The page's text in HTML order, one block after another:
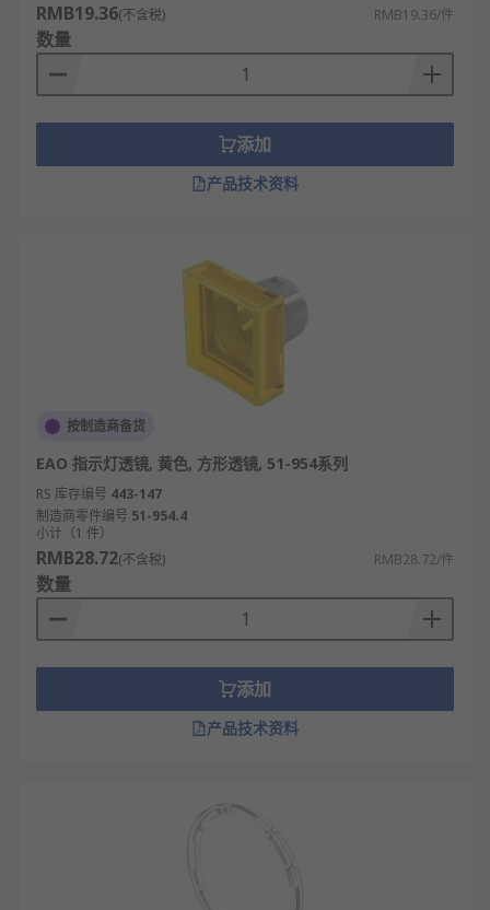
RMB19.36(不含税) RMB19.36/件
数量
添加
产品技术资料
按制造商备货
EAO 指示灯透镜, 黄色, 方形透镜, 51-954系列
RS 库存编号 443-147
制造商零件编号 51-954.4
小计（1 件）
RMB28.72(不含税) RMB28.72/件
数量
添加
产品技术资料